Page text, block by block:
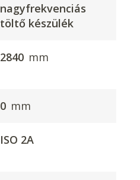
nagyfrekvenciás
töltő készülék
2840 mm
0 mm
ISO 2A